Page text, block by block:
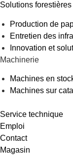
Solutions forestières
Production de
Entretien des
Innovation et
Machinerie
Machines en
Machines sur
Service technique
Emploi
Contact
Magasin